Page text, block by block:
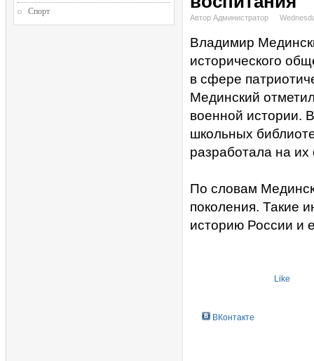
Автор Администратор
Владимир
исторического
в сфере
Мединский
военной истории.
школьных
разработала на
По словам
поколения. Такие
историю России и
Like
ВКонтакте
Спорт